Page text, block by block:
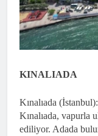
KINALIADA
Kınalıada
Kınalıada, vapurla
ediliyor. Adada